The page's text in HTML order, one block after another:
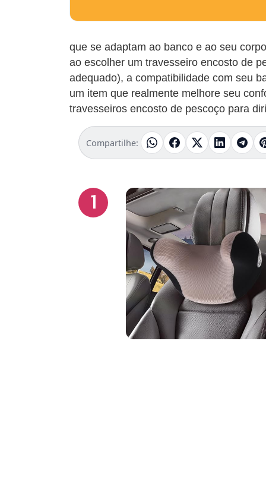
que se adaptam ao banco e ao seu
ao escolher um travesseiro encosto de
adequado), a compatibilidade com seu
um item que realmente melhore seu
travesseiros encosto de pescoço para
Compartilhe:
1